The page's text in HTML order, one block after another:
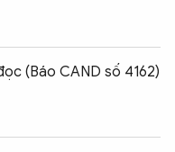
(Báo CAND số 4162)